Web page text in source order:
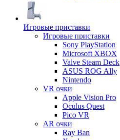
Игровые приставки
Игровые приставки
Sony PlayStation
Microsoft XBOX
Valve Steam Deck
ASUS ROG Ally
Nintendo
VR очки
Apple Vision Pro
Oculus Quest
Pico VR
AR очки
Ray Ban